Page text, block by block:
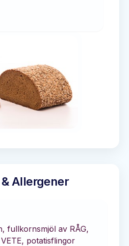
Allergener
fullkornsmjöl av RÅG,
potatisflingor